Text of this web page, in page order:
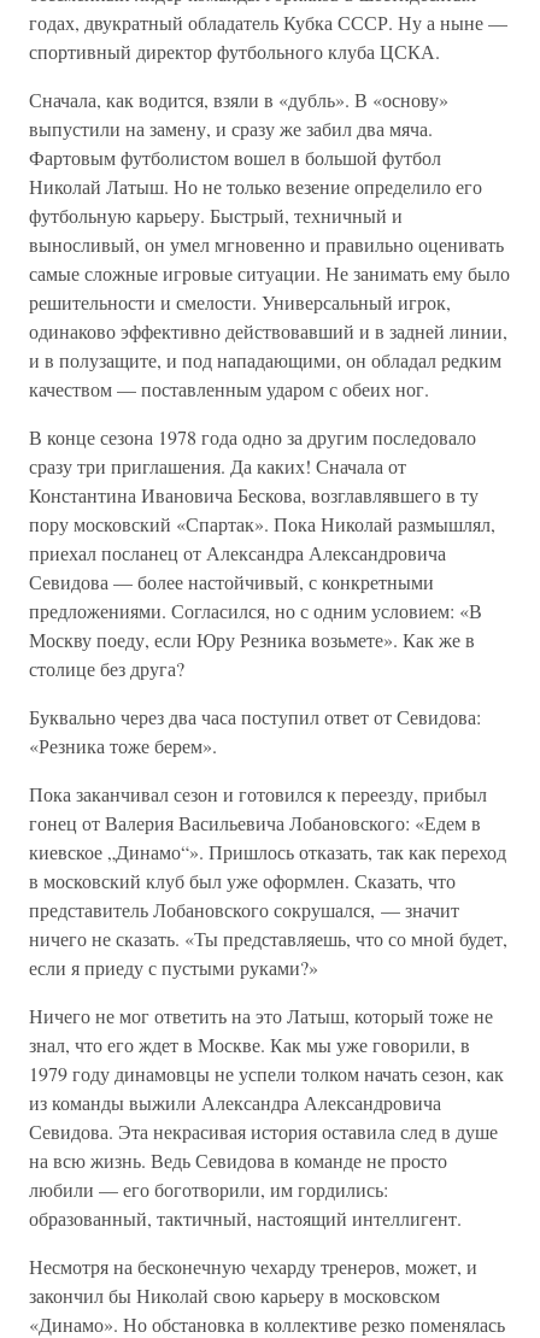
годах, двукратный обладатель Кубка СССР. Ну а ныне —
спортивный директор футбольного клуба ЦСКА.
Сначала, как водится, взяли в «дубль». В «основу»
выпустили на замену, и сразу же забил два мяча.
Фартовым футболистом вошел в большой футбол
Николай Латыш. Но не только везение определило его
футбольную карьеру. Быстрый, техничный и
выносливый, он умел мгновенно и правильно оценивать
самые сложные игровые ситуации. Не занимать ему было
решительности и смелости. Универсальный игрок,
одинаково эффективно действовавший и в задней линии,
и в полузащите, и под нападающими, он обладал редким
качеством — поставленным ударом с обеих ног.
В конце сезона 1978 года одно за другим последовало
сразу три приглашения. Да каких! Сначала от
Константина Ивановича Бескова, возглавлявшего в ту
пору московский «Спартак». Пока Николай размышлял,
приехал посланец от Александра Александровича
Севидова — более настойчивый, с конкретными
предложениями. Согласился, но с одним условием: «В
Москву поеду, если Юру Резника возьмете». Как же в
столице без друга?
Буквально через два часа поступил ответ от Севидова:
«Резника тоже берем».
Пока заканчивал сезон и готовился к переезду, прибыл
гонец от Валерия Васильевича Лобановского: «Едем в
киевское „Динамо“». Пришлось отказать, так как переход
в московский клуб был уже оформлен. Сказать, что
представитель Лобановского сокрушался, — значит
ничего не сказать. «Ты представляешь, что со мной будет,
если я приеду с пустыми руками?»
Ничего не мог ответить на это Латыш, который тоже не
знал, что его ждет в Москве. Как мы уже говорили, в
1979 году динамовцы не успели толком начать сезон, как
из команды выжили Александра Александровича
Севидова. Эта некрасивая история оставила след в душе
на всю жизнь. Ведь Севидова в команде не просто
любили — его боготворили, им гордились:
образованный, тактичный, настоящий интеллигент.
Несмотря на бесконечную чехарду тренеров, может, и
закончил бы Николай свою карьеру в московском
«Динамо». Но обстановка в коллективе резко поменялась